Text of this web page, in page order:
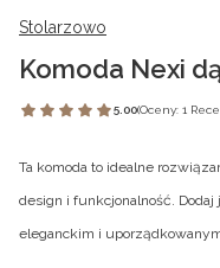
Stolarzowo
Komoda Nexi
5.00(Oceny: 1
Ta komoda to idealne
design i funkcjonalność.
eleganckim i